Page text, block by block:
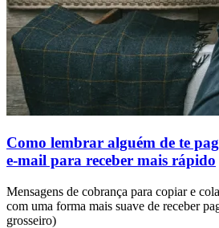
Como lembrar alguém de te
e‑mail para receber mais rápido
Mensagens de cobrança para copiar e
com uma forma mais suave de receber
grosseiro)